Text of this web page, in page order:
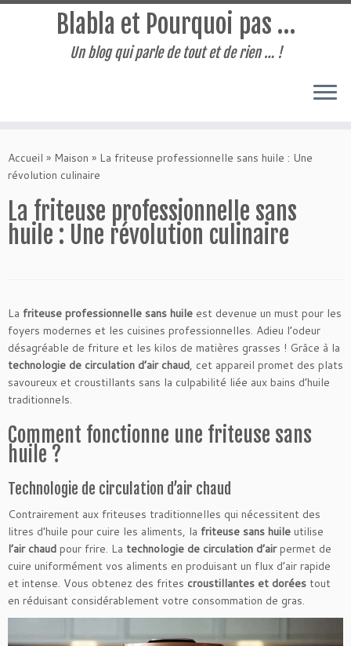
au
contenu
Blabla et Pourquoi pas …
Un blog qui parle de tout et de rien … !
Accueil » Maison » La friteuse professionnelle sans huile : Une
révolution culinaire
La friteuse professionnelle sans
huile : Une révolution culinaire
La friteuse professionnelle sans huile est devenue un must pour les
foyers modernes et les cuisines professionnelles. Adieu l’odeur
désagréable de friture et les kilos de matières grasses ! Grâce à la
technologie de circulation d’air chaud, cet appareil promet des plats
savoureux et croustillants sans la culpabilité liée aux bains d’huile
traditionnels.
Comment fonctionne une friteuse sans
huile ?
Technologie de circulation d’air chaud
Contrairement aux friteuses traditionnelles qui nécessitent des
litres d’huile pour cuire les aliments, la friteuse sans huile utilise
l’air chaud pour frire. La technologie de circulation d’airpermet de
cuire uniformément vos aliments en produisant un flux d’air rapide
et intense. Vous obtenez des frites croustillantes et dorées tout
en réduisant considérablement votre consommation de gras.